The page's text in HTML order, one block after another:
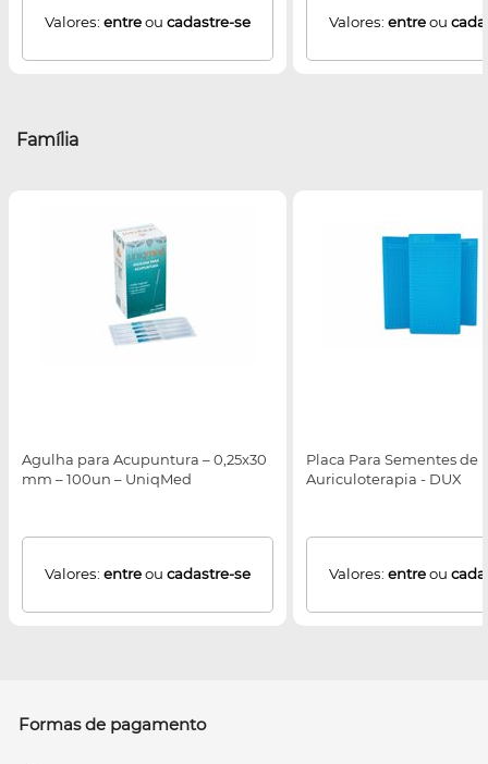
Valores: entreou cadastre-se Valores: entreou
Família
Agulha para Acupuntura – 0,25x30
mm – 100un – UniqMed
Valores: entreou cadastre-se
Placa Para Sementes de
Auriculoterapia - DUX
Valores: entreou
Formas de pagamento